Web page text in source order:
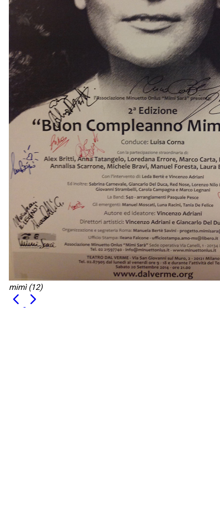
mimì (12)